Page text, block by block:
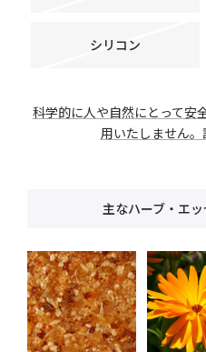
シリコン
科学的に人や自然にとって安
用いたしません
主なハーブ・エ